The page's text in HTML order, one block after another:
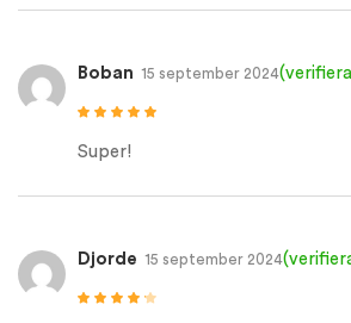
5
Boban 15 september 2024
Super!
Djorde 15 september 2024